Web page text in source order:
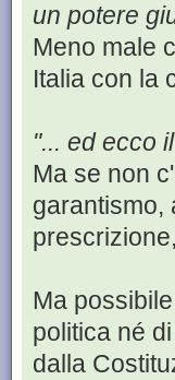
un potere
Meno male
Italia con la
"... ed ecco
Ma se non
garantismo,
Ma
politica né
dalla